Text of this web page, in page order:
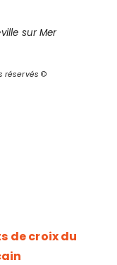
sur Mer
réservés ©
de croix du